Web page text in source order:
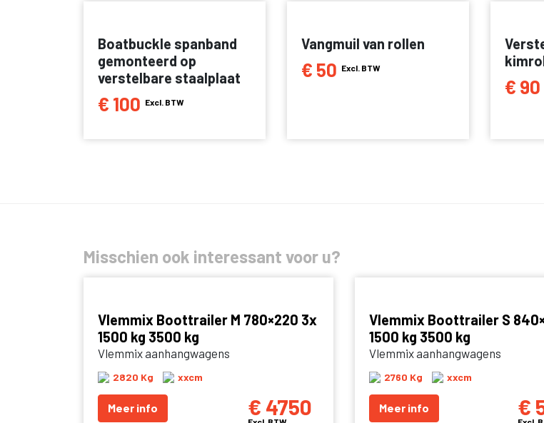
Boatbuckle spanband
gemonteerd op
verstelbare staalplaat
€ 100 Excl. BTW
Vangmuil van rollen
€ 50 Excl. BTW
€ 90
Misschien ook interessant voor u?
Vlemmix Boottrailer M 780×220 3x
1500 kg 3500 kg
Vlemmix aanhangwagens
2820 Kg xxcm
€ 4750
Meer info
Vlemmix Boottrailer S
1500 kg 3500 kg
Vlemmix aanhangwagens
2760 Kg xxcm
€
Meer info